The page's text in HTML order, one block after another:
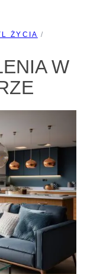
ŻYCIA /
W